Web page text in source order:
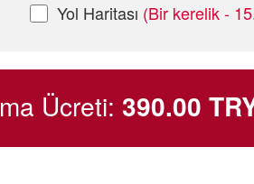
Yol Haritası (Bir kerelik -
Ücreti: 390.00